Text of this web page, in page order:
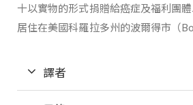
十以實物的形式捐贈給癌症及福利團
居住在美國科羅拉多州的波爾得市（
譯者